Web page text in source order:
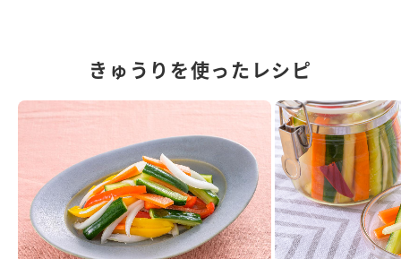
きゅうりを使ったレシピ